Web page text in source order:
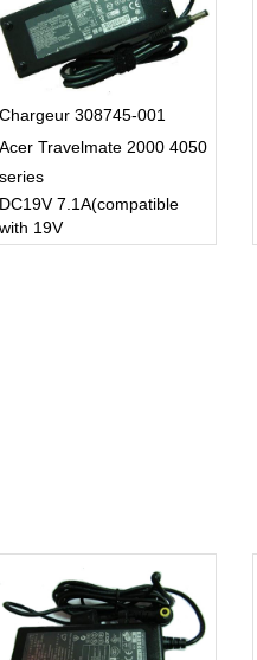
Chargeur 308745-001
Acer Travelmate 2000 4050
series
DC19V 7.1A(compatible
with 19V